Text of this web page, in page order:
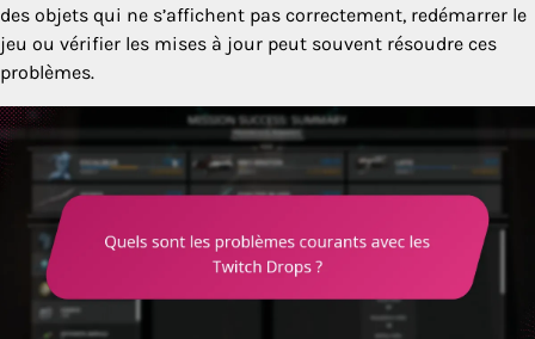
des objets qui ne s’affichent pas correctement, redémarrer le
jeu ou vérifier les mises à jour peut souvent résoudre ces
problèmes.